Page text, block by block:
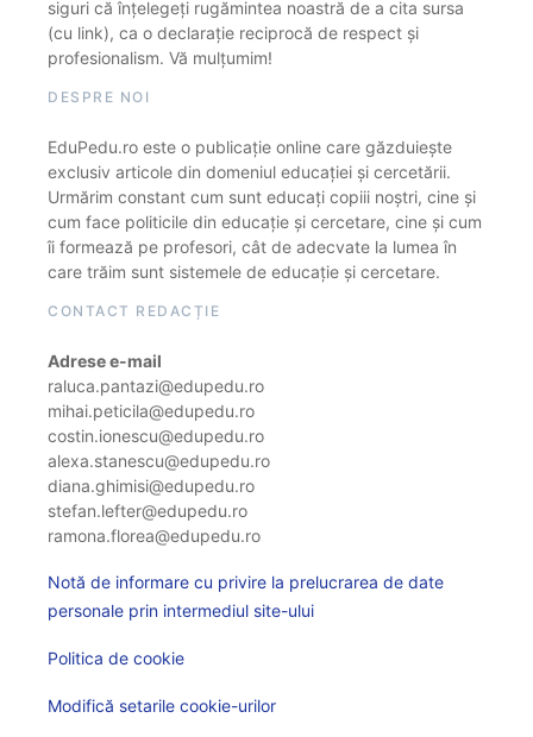
siguri că înțelegeți rugămintea noastră de a cita sursa
(cu link), ca o declarație reciprocă de respect și
profesionalism. Vă mulțumim!
DESPRE NOI
EduPedu.ro este o publicație online care găzduiește
exclusiv articole din domeniul educației și cercetării.
Urmărim constant cum sunt educați copiii noștri, cine și
cum face politicile din educație și cercetare, cine și cum
îi formează pe profesori, cât de adecvate la lumea în
care trăim sunt sistemele de educație și cercetare.
CONTACT REDACȚIE
Adrese e-mail
raluca.pantazi@edupedu.ro
mihai.peticila@edupedu.ro
costin.ionescu@edupedu.ro
alexa.stanescu@edupedu.ro
diana.ghimisi@edupedu.ro
stefan.lefter@edupedu.ro
ramona.florea@edupedu.ro
Notă de informare cu privire la prelucrarea de date
personale prin intermediul site-ului
Politica de cookie
Modifică setarile cookie-urilor